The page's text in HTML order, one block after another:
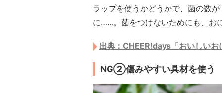
ラップを使うかどうかで、菌の数
に……。菌をつけないためにも、お
出典：CHEER!days「おいしいお
NG②傷みやすい具材を使う